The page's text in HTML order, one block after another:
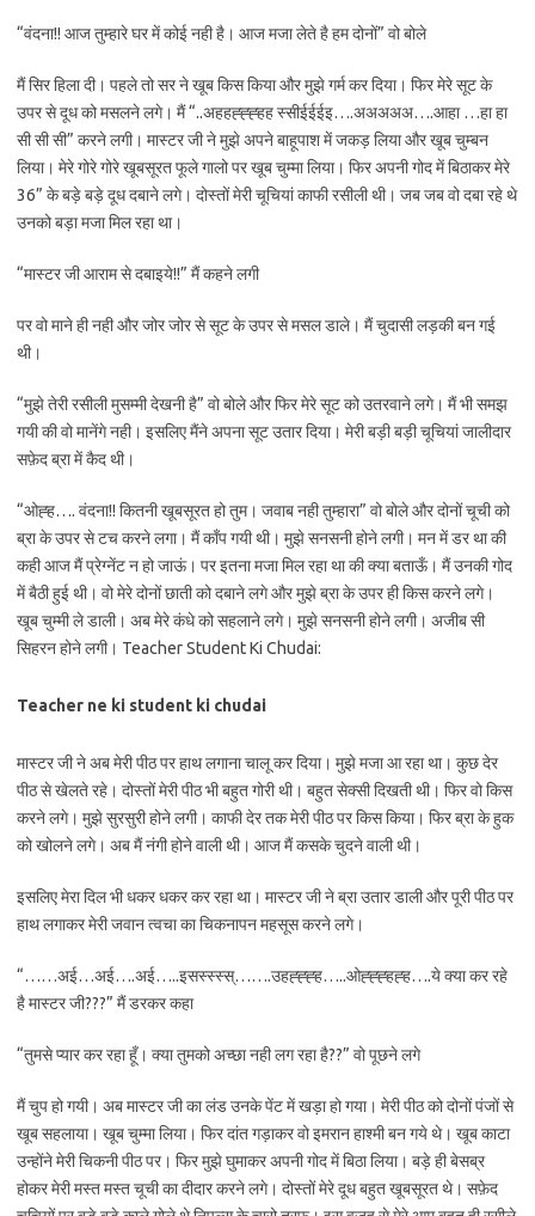
“वंदना!! आज तुम्हारे घर में कोई नही है। आज मजा लेते है हम दोनों” वो बोले
मैं सिर हिला दी। पहले तो सर ने खूब किस किया और मुझे गर्म कर दिया। फिर मेरे सूट के
उपर से दूध को मसलने लगे। मैं “..अहहह्ह्ह्हह स्सीईईईइ….अअअअअ….आहा …हा हा
सी सी सी” करने लगी। मास्टर जी ने मुझे अपने बाहूपाश में जकड़ लिया और खूब चुम्बन
लिया। मेरे गोरे गोरे खूबसूरत फूले गालो पर खूब चुम्मा लिया। फिर अपनी गोद में बिठाकर मेरे
36” के बड़े बड़े दूध दबाने लगे। दोस्तों मेरी चूचियां काफी रसीली थी। जब जब वो दबा रहे थे
उनको बड़ा मजा मिल रहा था।
“मास्टर जी आराम से दबाइये!!” मैं कहने लगी
पर वो माने ही नही और जोर जोर से सूट के उपर से मसल डाले। मैं चुदासी लड़की बन गई
थी।
“मुझे तेरी रसीली मुसम्मी देखनी है” वो बोले और फिर मेरे सूट को उतरवाने लगे। मैं भी समझ
गयी की वो मानेंगे नही। इसलिए मैंने अपना सूट उतार दिया। मेरी बड़ी बड़ी चूचियां जालीदार
सफ़ेद ब्रा में कैद थी।
“ओह्ह…. वंदना!! कितनी खूबसूरत हो तुम। जवाब नही तुम्हारा” वो बोले और दोनों चूची को
ब्रा के उपर से टच करने लगा। मैं काँप गयी थी। मुझे सनसनी होने लगी। मन में डर था की
कही आज मैं प्रेग्नेंट न हो जाऊं। पर इतना मजा मिल रहा था की क्या बताऊँ। मैं उनकी गोद
में बैठी हुई थी। वो मेरे दोनों छाती को दबाने लगे और मुझे ब्रा के उपर ही किस करने लगे।
खूब चुम्मी ले डाली। अब मेरे कंधे को सहलाने लगे। मुझे सनसनी होने लगी। अजीब सी
सिहरन होने लगी। Teacher Student Ki Chudai:
Teacher ne ki student ki chudai
मास्टर जी ने अब मेरी पीठ पर हाथ लगाना चालू कर दिया। मुझे मजा आ रहा था। कुछ देर
पीठ से खेलते रहे। दोस्तों मेरी पीठ भी बहुत गोरी थी। बहुत सेक्सी दिखती थी। फिर वो किस
करने लगे। मुझे सुरसुरी होने लगी। काफी देर तक मेरी पीठ पर किस किया। फिर ब्रा के हुक
को खोलने लगे। अब मैं नंगी होने वाली थी। आज मैं कसके चुदने वाली थी।
इसलिए मेरा दिल भी धकर धकर कर रहा था। मास्टर जी ने ब्रा उतार डाली और पूरी पीठ पर
हाथ लगाकर मेरी जवान त्वचा का चिकनापन महसूस करने लगे।
“……अई…अई….अई…..इसस्स्स्स्…….उहह्ह्ह्ह…..ओह्ह्ह्हह्ह….ये क्या कर रहे
है मास्टर जी???” मैं डरकर कहा
“तुमसे प्यार कर रहा हूँ। क्या तुमको अच्छा नही लग रहा है??” वो पूछने लगे
मैं चुप हो गयी। अब मास्टर जी का लंड उनके पेंट में खड़ा हो गया। मेरी पीठ को दोनों पंजों से
खूब सहलाया। खूब चुम्मा लिया। फिर दांत गड़ाकर वो इमरान हाश्मी बन गये थे। खूब काटा
उन्होंने मेरी चिकनी पीठ पर। फिर मुझे घुमाकर अपनी गोद में बिठा लिया। बड़े ही बेसब्र
होकर मेरी मस्त मस्त चूची का दीदार करने लगे। दोस्तों मेरे दूध बहुत खूबसूरत थे। सफ़ेद